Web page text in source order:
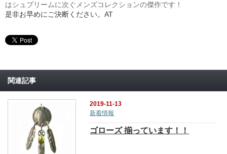
はシュプリームに次ぐメンズコレクションの傑作です！
是非お早めにご決断ください。AT
関連記事
2019-11-13
新着情報
ゴローズ 揃っています！！